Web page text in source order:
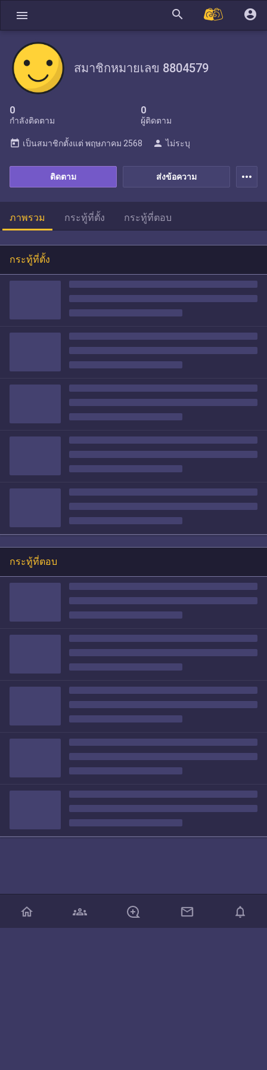
menu search account_circle
สมาชิกหมายเลข 8804579
0
กำลังติดตาม
0
ผู้ติดตาม
ส่งข้อความ
ติดตาม
today เป็นสมาชิกตั้งแต่ พฤษภาคม 2568 person ไม่ระบุ
more_horiz
ภาพรวม กระทู้ที่ตั้ง กระทู้ที่ตอบ
กระทู้ที่ตั้ง
กระทู้ที่ตอบ